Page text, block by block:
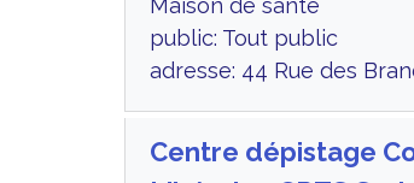
Maison de santé
public: Tout public
adresse: 44 Rue des
Centre dépistage